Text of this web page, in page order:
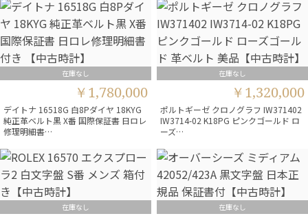
在庫なし
￥1,780,000
デイトナ 16518G 白8Pダイヤ 18KYG
純正革ベルト黒 X番 国際保証書 日ロレ
修理明細書…
在庫なし
￥1,320,000
ポルトギーゼ クロノグラフ IW371402
IW3714-02 K18PG ピンクゴールド ロ
ーズ…
在庫なし 在庫なし